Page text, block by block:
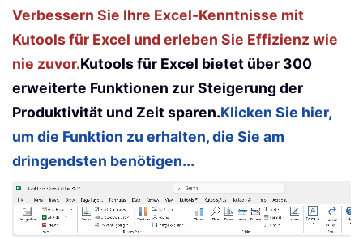
Verbessern Sie Ihre Excel-Kenntnisse mit
Kutools für Excel und erleben Sie Effizienz wie
nie zuvor.Kutools für Excel bietet über 300
erweiterte Funktionen zur Steigerung der
Produktivität und Zeit sparen.Klicken Sie hier,
um die Funktion zu erhalten, die Sie am
dringendsten benötigen...